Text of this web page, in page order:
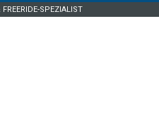
SPEZIALIST